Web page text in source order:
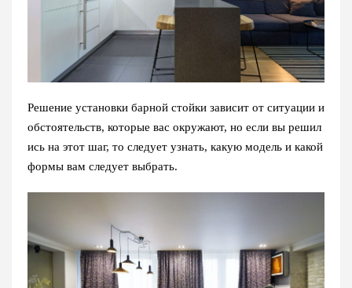
Решение установки барной стойки зависит от ситуации и
обстоятельств, которые вас окружают, но если вы решил
ись на этот шаг, то следует узнать, какую модель и какой
формы вам следует выбрать.